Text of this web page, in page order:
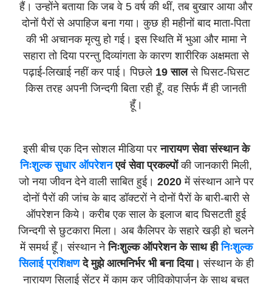
हैं। उन्होंने बताया कि जब वे 5 वर्ष की थीं, तब बुखार आया और
दोनों पैरों से अपाहिज बना गया। कुछ ही महीनों बाद माता-पिता
की भी अचानक मृत्यु हो गई। इस स्थिति में भुआ और मामा ने
सहारा तो दिया परन्तु दिव्यांगता के कारण शारीरिक अक्षमता से
पढ़ाई-लिखाई नहीं कर पाई। पिछले 19 सालसे घिसट-घिसट
किस तरह अपनी जिन्दगी बिता रही हूँ, वह सिर्फ मैं ही जानती
हूँ।
इसी बीच एक दिन सोशल मीडिया परनारायण सेवा संस्थान के
निःशुल्क सुधार ऑपरेशनएवं सेवा प्रकल्पोंकी जानकारी मिली,
जो नया जीवन देने वाली साबित हुई। 2020में संस्थान आने पर
दोनों पैरों की जांच के बाद डॉक्टरों ने दोनों पैरों के बारी-बारी से
ऑपरेशन किये। करीब एक साल के इलाज बाद घिसटती हुई
जिन्दगी से छुटकारा मिला। अब कैलिपर के सहारे खड़ी हो चलने
में समर्थ हूँ। संस्थान नेनिःशुल्क ऑपरेशन के साथ हीनिःशुल्क
सिलाई प्रशिक्षणदे मुझे आत्मनिर्भर भी बना दिया। संस्थान के ही
नारायण सिलाई सेंटर में काम कर जीविकोपार्जन के साथ बचत